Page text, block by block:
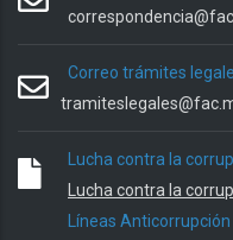
Correo trámites
Lucha contra la
Lucha contra la
Líneas Anticorrupción